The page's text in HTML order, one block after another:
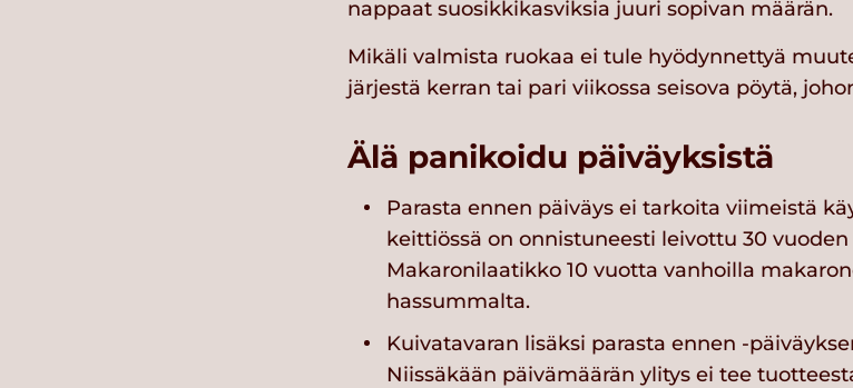
nappaat suosikkikasviksia juuri sopivan määrän.
Mikäli valmista ruokaa ei tule hyödynnettyä
järjestä kerran tai pari viikossa seisova pöytä,
Älä panikoidu päiväyksistä
Parasta ennen päiväys ei tarkoita viimeistä
keittiössä on onnistuneesti leivottu 30
Makaronilaatikko 10 vuotta vanhoilla
hassummalta.
Kuivatavaran lisäksi parasta ennen -
Niissäkään päivämäärän ylitys ei tee